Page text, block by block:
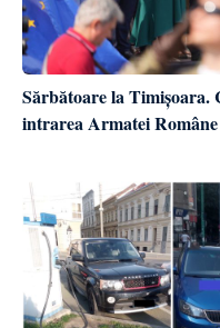
Sărbătoare la Timișoara.
intrarea Armatei